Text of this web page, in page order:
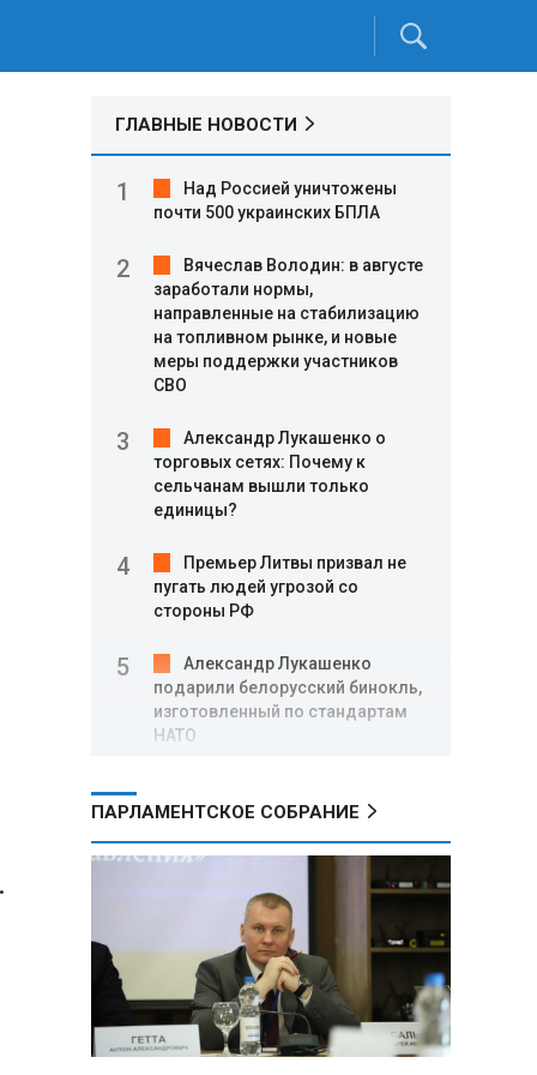
ГЛАВНЫЕ НОВОСТИ
Над Россией уничтожены
почти 500 украинских БПЛА
Вячеслав Володин: в августе
заработали нормы,
направленные на стабилизацию
на топливном рынке, и новые
меры поддержки участников
СВО
Александр Лукашенко о
торговых сетях: Почему к
сельчанам вышли только
единицы?
Премьер Литвы призвал не
пугать людей угрозой со
стороны РФ
Александр Лукашенко
подарили белорусский бинокль,
изготовленный по стандартам
НАТО
новых атаках ВСУ пострадали
Александр Лукашенко о
работе Белкоопсоюза: «Если это
так, это жуть»
Минск возглавил рейтинг
самых популярных зарубежных
городов у российских туристов
ПАРЛАМЕНТСКОЕ СОБРАНИЕ